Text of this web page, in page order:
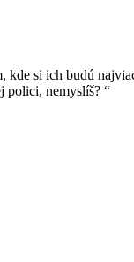
kde si ich budú
polici, nemyslíš?